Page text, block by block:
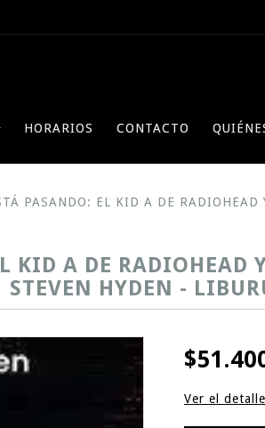
HORARIOS CONTACTO
PASANDO: EL KID A DE
KID A DE
STEVEN HYDEN -
Ver el